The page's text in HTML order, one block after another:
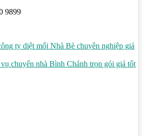
9899
ty diệt mối Nhà Bè chuyên nghiệp giá
chuyển nhà Bình Chánh trọn gói giá tốt